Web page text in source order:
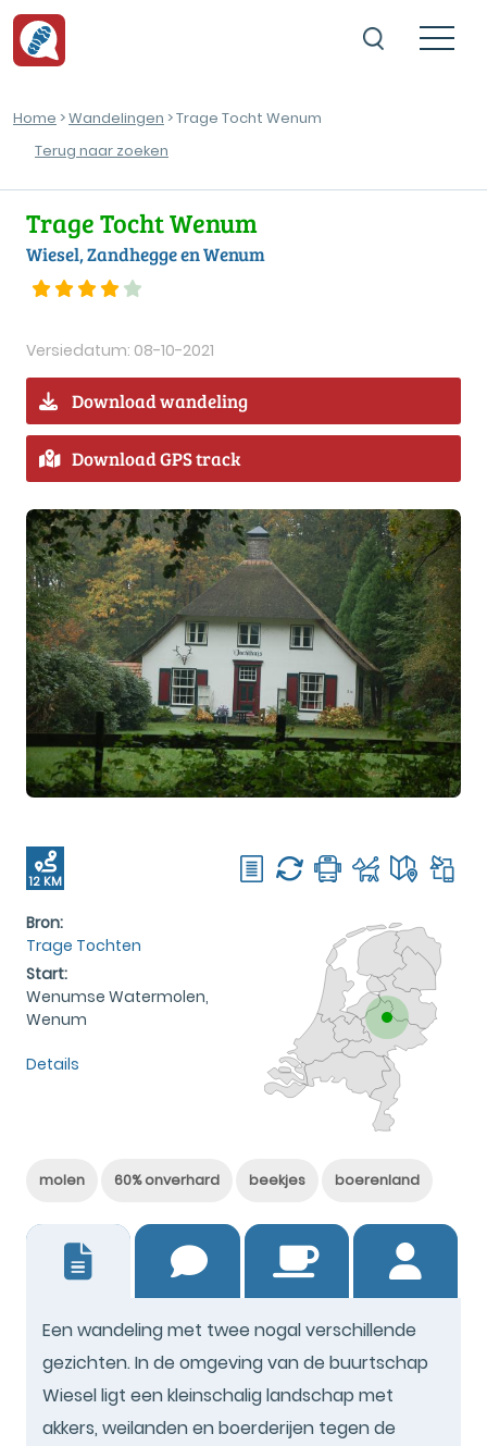
Home >Wandelingen > Trage Tocht Wenum
Terug naar zoeken
Trage Tocht Wenum
Wiesel, Zandhegge en Wenum
Versiedatum: 08-10-2021
Download wandeling
Download GPS track
12 KM
Bron:
Trage Tochten
Start:
Wenumse Watermolen,
Wenum
Details
molen 60% onverhard beekjes boerenland
Een wandeling met twee nogal verschillende
gezichten. In de omgeving van de buurtschap
Wiesel ligt een kleinschalig landschap met
akkers, weilanden en boerderijen tegen de